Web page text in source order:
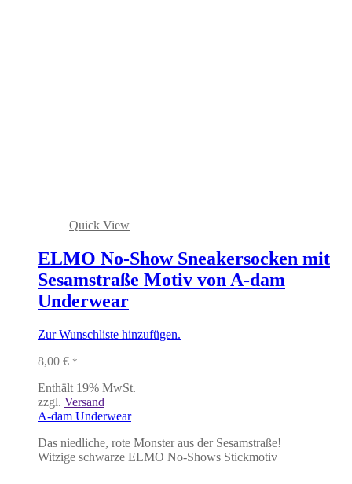
Quick View
ELMO No-Show Sneakersocken mit
Sesamstraße Motiv von A-dam
Underwear
Zur Wunschliste hinzufügen.
8,00 € *
Enthält 19% MwSt.
zzgl. Versand
A-dam Underwear
Das niedliche, rote Monster aus der Sesamstraße!
Witzige schwarze ELMO No-Shows Stickmotiv